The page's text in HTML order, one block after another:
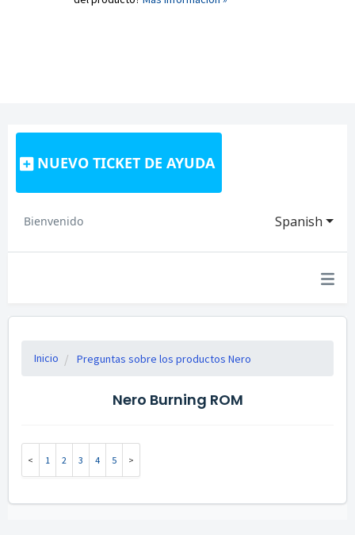
NUEVO TICKET DE AYUDA
Spanish
Bienvenido
Inicio Preguntas sobre los productos Nero
Nero Burning ROM
1 2 3 4 5